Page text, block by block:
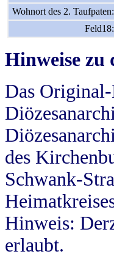
Wohnort des 2. Taufpaten:
Feld18:
Hinweise zu
Das
des
Schwank-
Hinweis:
erlaubt.